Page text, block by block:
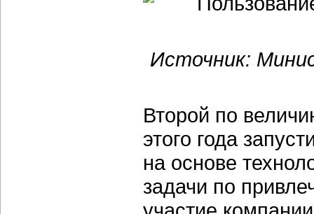
Источник:
Второй по
этого года
на основе
задачи по